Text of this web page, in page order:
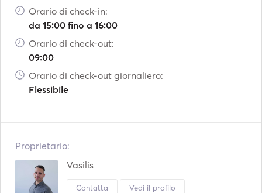
Orario di check-in:
da 15:00 fino a 16:00
Orario di check-out:
09:00
Orario di check-out giornaliero:
Flessibile
Proprietario:
Vasilis
Contatta Vedi il profilo